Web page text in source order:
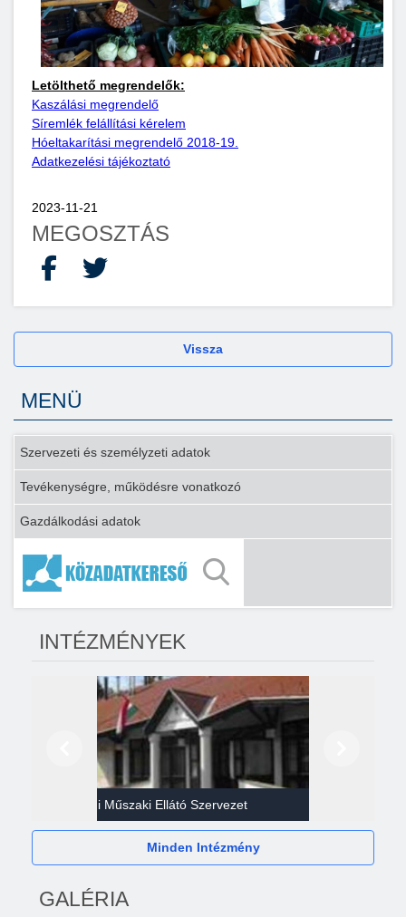
Letölthető megrendelők:
Kaszálási megrendelő
Síremlék felállítási kérelem
Hóeltakarítási megrendelő 2018-19.
Adatkezelési tájékoztató
2023-11-21
MEGOSZTÁS
Facebook
X
Vissza
MENÜ
Szervezeti és személyzeti adatok
Tevékenységre, működésre vonatkozó
Gazdálkodási adatok
INTÉZMÉNYEK
Gazdasági Műszaki Ellátó Szervezet
Minden Intézmény
GALÉRIA